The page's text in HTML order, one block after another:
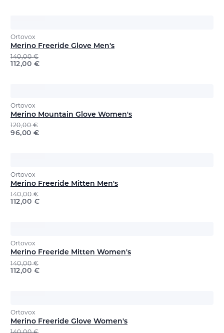
Ortovox
Merino Freeride Glove Men's
140,00€
112,00 €
Ortovox
Merino Mountain Glove Women's
120,00€
96,00 €
Ortovox
Merino Freeride Mitten Men's
140,00€
112,00 €
Ortovox
Merino Freeride Mitten Women's
140,00€
112,00 €
Ortovox
Merino Freeride Glove Women's